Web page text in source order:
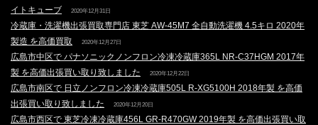
イトキューブ
2020年12月31日
冷蔵庫・洗濯機出張買取専門店 東芝 AW-45M7 全自動洗濯機 4.5キロ 2020年
製造 を高価買取
2020年12月27日
広島市中区で パナソニックノンフロン冷凍冷蔵庫365L NR-C37HGM 2017年
製 を高価出張買い取り致しました
2020年12月22日
広島市南区で 日立ノンフロン冷凍冷蔵庫505L R-XG5100H 2018年製 を高価
出張買い取り致しました
2020年12月20日
広島市西区で 東芝冷凍冷蔵庫456L GR-R470GW 2019年製 を高価出張買い取